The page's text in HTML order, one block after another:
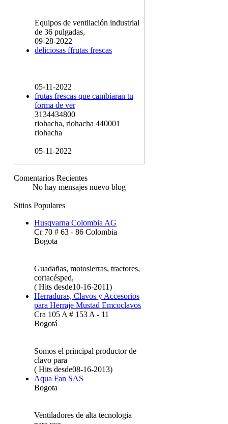
Equipos de ventilación industrial
de 36 pulgadas,
09-28-2022
deliciosas ffrutas frescas
05-11-2022
frutas frescas que cambiaran tu
forma de ver
3134434800
riohacha, riohacha 440001
riohacha
05-11-2022
Comentarios Recientes
No hay mensajes nuevo blog
Sitios Populares
Husqvarna Colombia AG
Cr 70 # 63 - 86 Colombia
Bogota
Guadañas, motosierras, tractores,
cortacésped,
( Hits desde10-16-2011)
Herraduras, Clavos y Accesorios
para Herraje Mustad Emcoclavos
Cra 105 A # 153 A - 11
Bogotá
Somos el principal productor de
clavo para
( Hits desde08-16-2013)
Aqua Fan SAS
Bogota
Ventiladores de alta tecnologia